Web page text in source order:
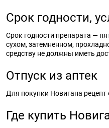
Срок годности,
Срок годности препарата —
сухом, затемненном,
средству не должны иметь
Отпуск из аптек
Для покупки Новигана рецепт
Где купить